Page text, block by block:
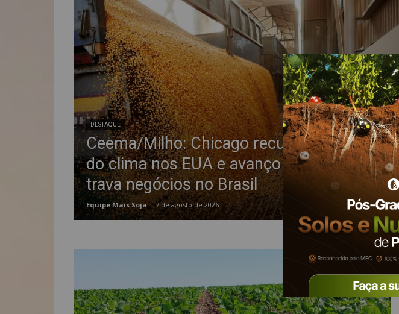
DESTAQUE
Ceema/Milho: Chicago recua sob pressão
do clima nos EUA e avanço da safrinha
trava negócios no Brasil
Equipe Mais Soja - 7 de agosto de 2026